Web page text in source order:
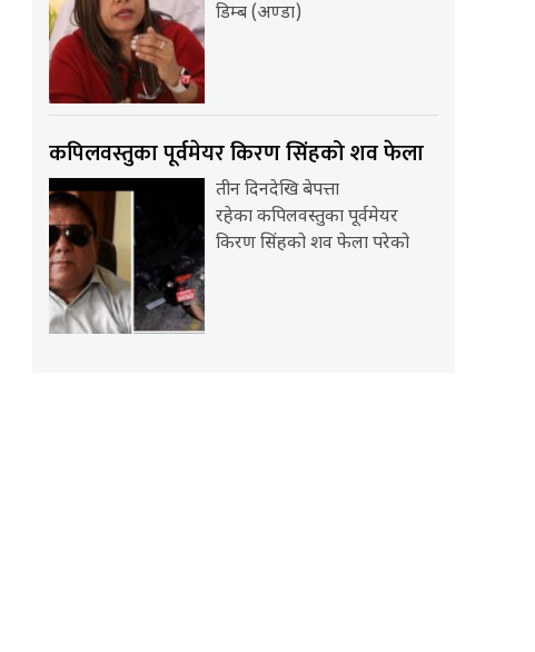
डिम्ब (अण्डा)
कपिलवस्तुका पूर्वमेयर किरण सिंहको शव फेला
तीन दिनदेखि बेपत्ता
रहेका कपिलवस्तुका पूर्वमेयर
किरण सिंहको शव फेला परेको